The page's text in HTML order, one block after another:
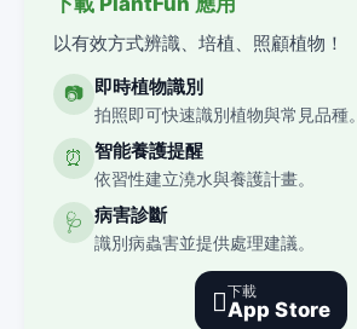
以有效方式辨識、培植、照顧植物！
📷 即時植物識別
拍照即可快速識別植物與常見品種。
⏰ 智能養護提醒
依習性建立澆水與養護計畫。
🩺 病害診斷
識別病蟲害並提供處理建議。
下載
App Store